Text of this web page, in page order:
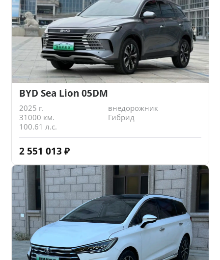
BYD Sea Lion 05DM
2025 г.
внедорожник
31000 км.
Гибрид
100.61 л.с.
2 551 013 ₽